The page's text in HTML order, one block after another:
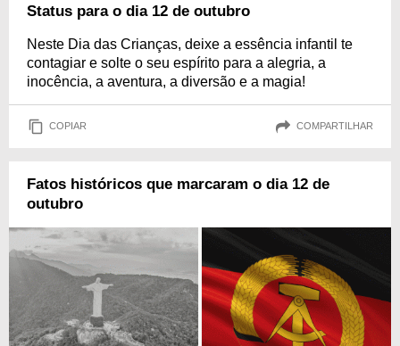
Status para o dia 12 de outubro
Neste Dia das Crianças, deixe a essência infantil te
contagiar e solte o seu espírito para a alegria, a
inocência, a aventura, a diversão e a magia!
COPIAR COMPARTILHAR
Fatos históricos que marcaram o dia 12 de
outubro